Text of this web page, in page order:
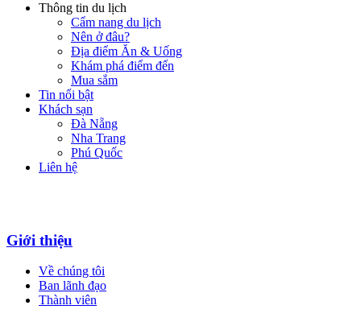
Thông tin du lịch
Cẩm nang du lịch
Nên ở đâu?
Địa điểm Ăn & Uống
Khám phá điểm đến
Mua sắm
Tin nổi bật
Khách sạn
Đà Nẵng
Nha Trang
Phú Quốc
Liên hệ
Giới thiệu
Về chúng tôi
Ban lãnh đạo
Thành viên